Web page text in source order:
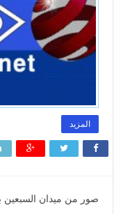
المزيد
صور من ميدان السبعين